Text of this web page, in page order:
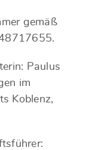
gemäß
Paulus
im
Koblenz,